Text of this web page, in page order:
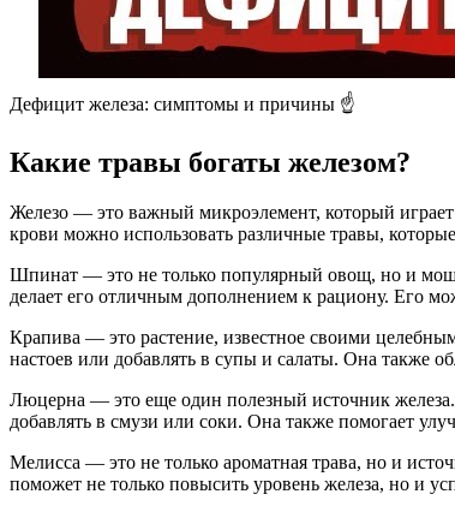
Дефицит железа: симптомы и причины ☝️
Какие травы богаты железом?
Железо — это важный микроэлемент, который
крови можно использовать различные травы,
Шпинат — это не только популярный овощ, но и
делает его отличным дополнением к рациону. Его
Крапива — это растение, известное своими
настоев или добавлять в супы и салаты. Она также
Люцерна — это еще один полезный источник железа.
добавлять в смузи или соки. Она также помогает
Мелисса — это не только ароматная трава, но и
поможет не только повысить уровень железа, но и